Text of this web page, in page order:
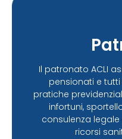
Il patronato ACLI
pensionati e
pratiche
infortuni,
consulenza
ricorsi